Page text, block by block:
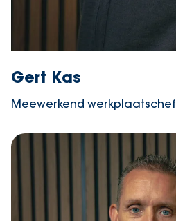
Gert Kas
Meewerkend werkplaatschef